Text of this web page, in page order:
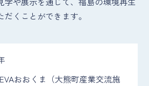
くことができます。
おおくま（大熊町産業交流施